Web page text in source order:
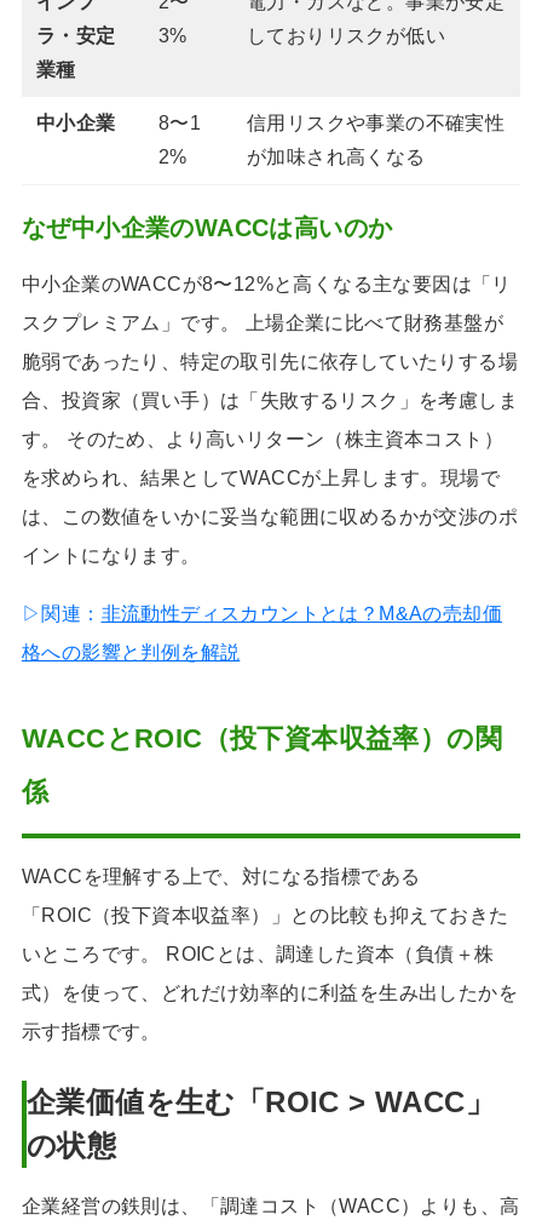
ラ・安定
業種
3%
しておりリスクが低い
中小企業
8〜1
2%
信用リスクや事業の不確実性
が加味され高くなる
なぜ中小企業のWACCは高いのか
中小企業のWACCが8〜12%と高くなる主な要因は「リ
スクプレミアム」です。 上場企業に比べて財務基盤が
脆弱であったり、特定の取引先に依存していたりする場
合、投資家（買い手）は「失敗するリスク」を考慮しま
す。 そのため、より高いリターン（株主資本コスト）
を求められ、結果としてWACCが上昇します。現場で
は、この数値をいかに妥当な範囲に収めるかが交渉のポ
イントになります。
▷関連： 非流動性ディスカウントとは？M&Aの売却価
格への影響と判例を解説
WACCとROIC（投下資本収益率）の関
係
WACCを理解する上で、対になる指標である
「ROIC（投下資本収益率）」との比較も抑えておきた
いところです。 ROICとは、調達した資本（負債＋株
式）を使って、どれだけ効率的に利益を生み出したかを
示す指標です。
企業価値を生む「ROIC > WACC」
の状態
企業経営の鉄則は、「調達コスト（WACC）よりも、高